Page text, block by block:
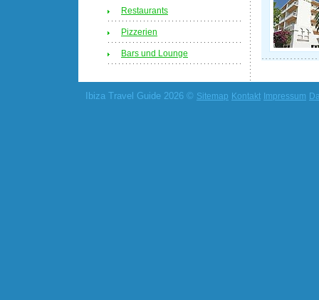
Restaurants
Pizzerien
Bars und Lounge
Ibiza Travel Guide 2026 © Sitemap Kontakt Impressum